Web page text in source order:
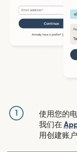
1 使用您的
我们在
用创建账户